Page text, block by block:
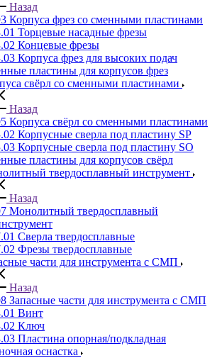
Назад
Корпуса фрез со сменными пластинами
Торцевые насадные фрезы
Концевые фрезы
Корпуса фрез для высоких подач
пластины для корпусов фрез
свёрл со сменными пластинами
Назад
Корпуса свёрл со сменными пластинами
Корпусные сверла под пластину SP
Корпусные сверла под пластину SO
пластины для корпусов свёрл
твердосплавный инструмент
Назад
Монолитный твердосплавный
Сверла твердосплавные
Фрезы твердосплавные
части для инструмента с СМП
Назад
Запасные части для инструмента с СМП
Винт
Ключ
Пластина опорная/подкладная
оснастка